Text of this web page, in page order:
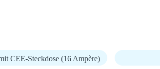
CEE-Steckdose (16 Ampère)